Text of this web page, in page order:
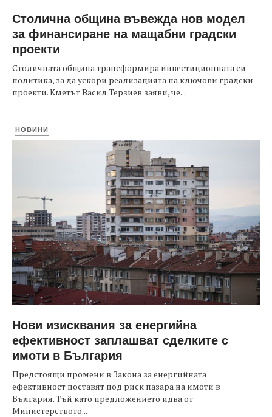
Столична община въвежда нов модел
за финансиране на мащабни градски
проекти
Столичната община трансформира инвестиционната си
политика, за да ускори реализацията на ключови градски
проекти. Кметът Васил Терзиев заяви, че...
НОВИНИ
Нови изисквания за енергийна
ефективност заплашват сделките с
имоти в България
Предстоящи промени в Закона за енергийната
ефективност поставят под риск пазара на имоти в
България. Тъй като предложението идва от
Министерството...